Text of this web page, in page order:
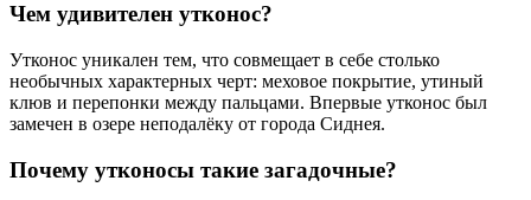
Чем удивителен утконос?
Утконос уникален тем, что совмещает в себе столько
необычных характерных черт: меховое покрытие, утиный
клюв и перепонки между пальцами. Впервые утконос был
замечен в озере неподалёку от города Сиднея.
Почему утконосы такие загадочные?